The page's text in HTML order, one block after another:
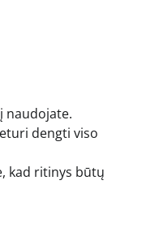
naudojate.
dengti viso
kad ritinys būtų